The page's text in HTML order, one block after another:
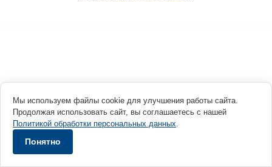
Мы используем файлы cookie для улучшения работы сайта.
Продолжая использовать сайт, вы соглашаетесь с нашей
Политикой обработки персональных данных.
Понятно